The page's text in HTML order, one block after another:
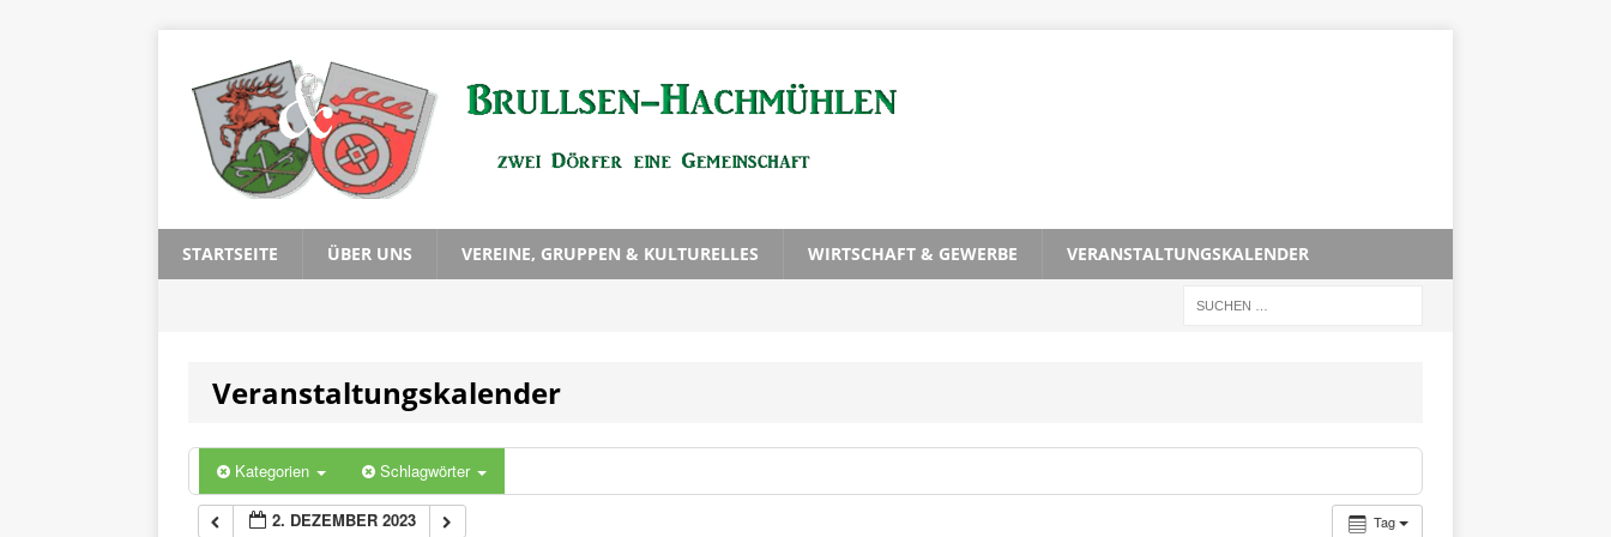
STARTSEITE ÜBER UNS VEREINE, GRUPPEN & KULTURELLES WIRTSCHAFT & GEWERBE VERANSTALTUNGSKALENDER
Veranstaltungskalender
Kategorien Schlagwörter
Tag
2. DEZEMBER 2023
1:00
2:00
3:00
5:00
6:00